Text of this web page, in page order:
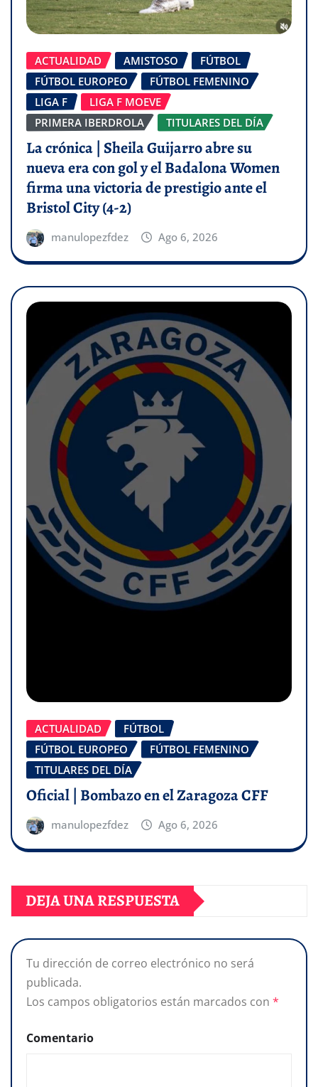
ACTUALIDAD AMISTOSO
FÚTBOL
FÚTBOL EUROPEO
FÚTBOL FEMENINO
LIGA F
LIGA F MOEVE
PRIMERA IBERDROLA
TITULARES DEL DÍA
La crónica | Sheila Guijarro abre su
nueva era con gol y el Badalona Women
firma una victoria de prestigio ante el
Bristol City (4-2)
manulopezfdez Ago 6, 2026
ACTUALIDAD
FÚTBOL
FÚTBOL EUROPEO
FÚTBOL FEMENINO
TITULARES DEL DÍA
Oficial | Bombazo en el Zaragoza CFF
manulopezfdez Ago 6, 2026
DEJA UNA RESPUESTA
Tu dirección de correo electrónico no será
publicada.
Los campos obligatorios están marcados con *
Comentario